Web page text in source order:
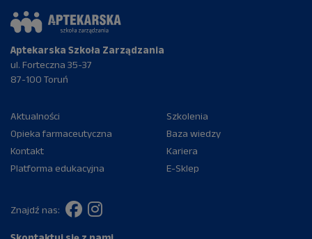
Aptekarska Szkoła Zarządzania
ul. Forteczna 35-37
87-100 Toruń
Aktualności
Szkolenia
Opieka farmaceutyczna
Baza wiedzy
Kontakt
Kariera
Platforma edukacyjna
E-Sklep
Znajdź nas: